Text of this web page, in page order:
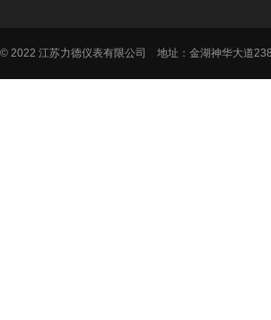
2022 江苏力德仪表有限公司 地址：金湖神华大道